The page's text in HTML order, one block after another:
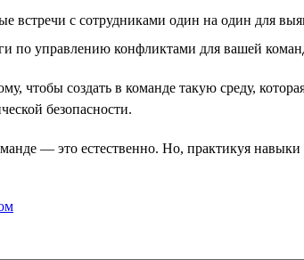
встречи с сотрудниками один на один для
по управлению конфликтами для вашей
чтобы создать в команде такую среду,
безопасности.
— это естественно. Но, практикуя